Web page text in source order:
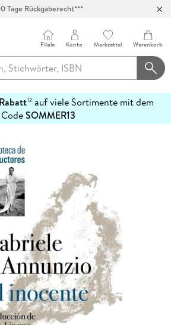
Tage Rückgaberecht***
Filiale Konto Merkzettel Warenkorb
12auf viele Sortimente mit dem
CodeSOMMER13